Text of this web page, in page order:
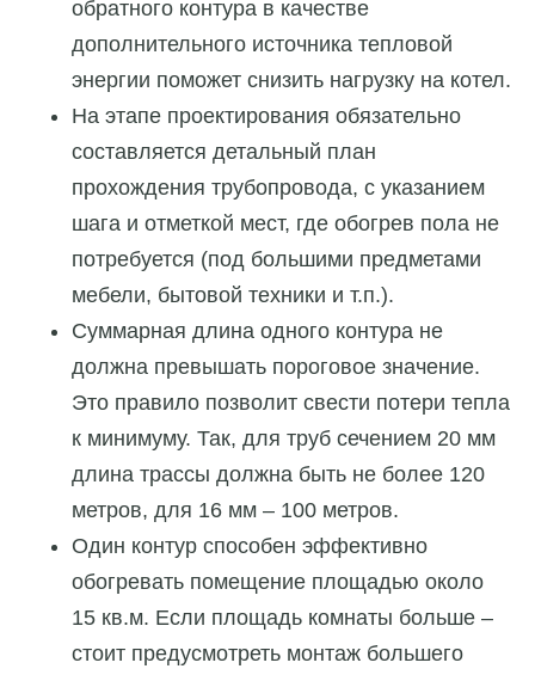
обратного контура в качестве
дополнительного источника тепловой
энергии поможет снизить нагрузку на котел.
На этапе проектирования обязательно
составляется детальный план
прохождения трубопровода, с указанием
шага и отметкой мест, где обогрев пола не
потребуется (под большими предметами
мебели, бытовой техники и т.п.).
Суммарная длина одного контура не
должна превышать пороговое значение.
Это правило позволит свести потери тепла
к минимуму. Так, для труб сечением 20 мм
длина трассы должна быть не более 120
метров, для 16 мм – 100 метров.
Один контур способен эффективно
обогревать помещение площадью около
15 кв.м. Если площадь комнаты больше –
стоит предусмотреть монтаж большего